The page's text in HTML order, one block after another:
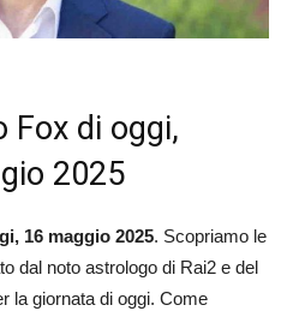
Fox di oggi,
2025
16 maggio 2025. Scopriamo le
dal noto astrologo di Rai2 e del
la giornata di oggi. Come